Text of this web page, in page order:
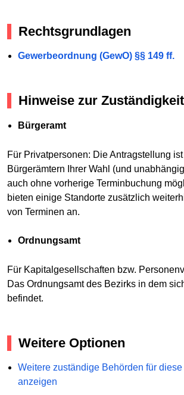
Rechtsgrundlagen
Gewerbeordnung (GewO) §§ 149 ff.
Hinweise zur Zuständigkeit
Bürgeramt
Für Privatpersonen: Die Antragstellung
Bürgerämtern Ihrer Wahl (und
auch ohne vorherige Terminbuchung
bieten einige Standorte zusätzlich
von Terminen an.
Ordnungsamt
Für Kapitalgesellschaften bzw.
Das Ordnungsamt des Bezirks in dem
befindet.
Weitere Optionen
Weitere zuständige Behörden für
anzeigen